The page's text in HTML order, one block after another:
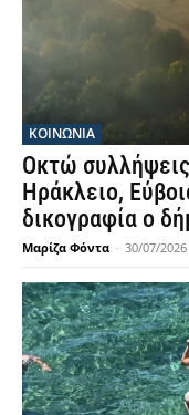
ΚΟΙΝΩΝΙΑ
Οκτώ
Ηράκλειο,
δικογραφία ο
Μαρίζα Φόντα - 30/07/